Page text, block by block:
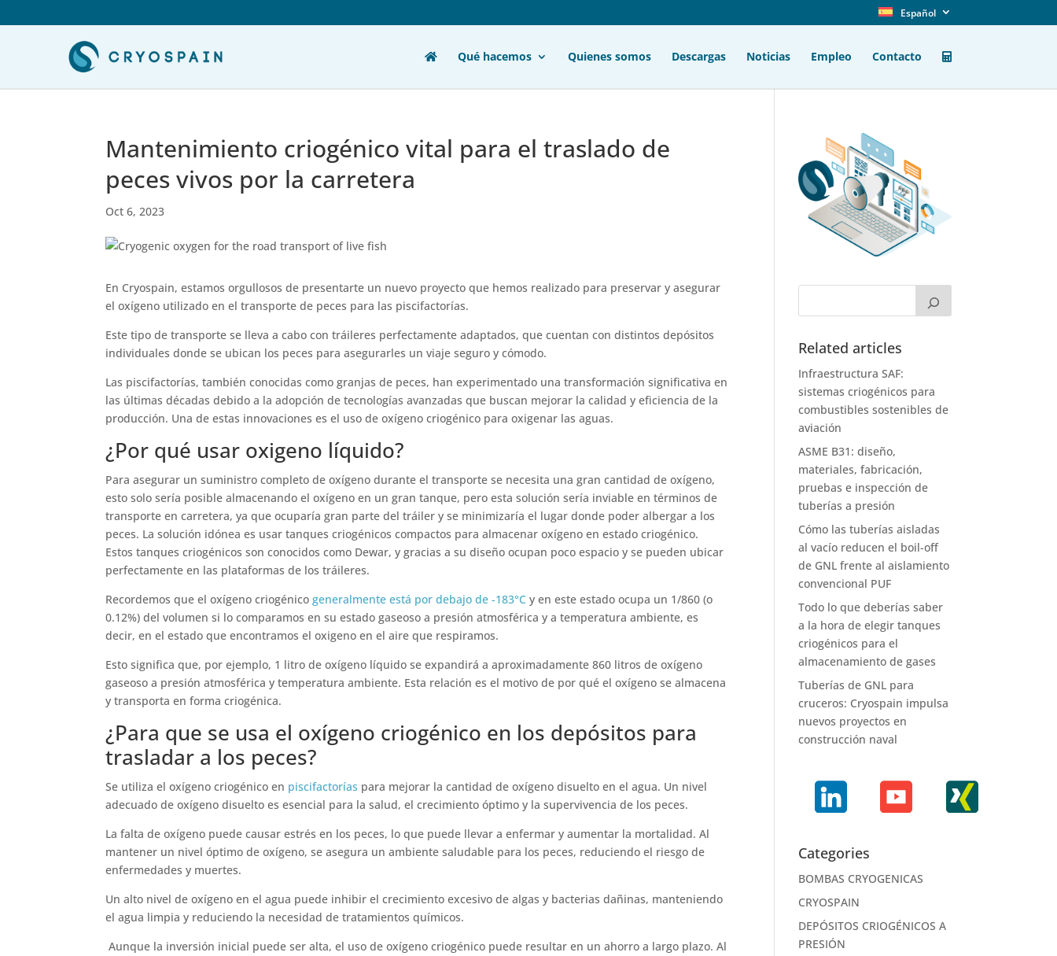
Español
Qué hacemos Quienes somos Descargas Noticias Empleo Contacto
Mantenimiento criogénico vital para el traslado de
peces vivos por la carretera
Oct 6, 2023
En Cryospain, estamos orgullosos de presentarte un nuevo proyecto que hemos realizado para preservar y asegurar
el oxígeno utilizado en el transporte de peces para las piscifactorías.
Este tipo de transporte se lleva a cabo con tráileres perfectamente adaptados, que cuentan con distintos depósitos
individuales donde se ubican los peces para asegurarles un viaje seguro y cómodo.
Las piscifactorías, también conocidas como granjas de peces, han experimentado una transformación significativa en
las últimas décadas debido a la adopción de tecnologías avanzadas que buscan mejorar la calidad y eficiencia de la
producción. Una de estas innovaciones es el uso de oxígeno criogénico para oxigenar las aguas.
¿Por qué usar oxigeno líquido?
Para asegurar un suministro completo de oxígeno durante el transporte se necesita una gran cantidad de oxígeno,
esto solo sería posible almacenando el oxígeno en un gran tanque, pero esta solución sería inviable en términos de
transporte en carretera, ya que ocuparía gran parte del tráiler y se minimizaría el lugar donde poder albergar a los
peces. La solución idónea es usar tanques criogénicos compactos para almacenar oxígeno en estado criogénico.
Estos tanques criogénicos son conocidos como Dewar, y gracias a su diseño ocupan poco espacio y se pueden ubicar
perfectamente en las plataformas de los tráileres.
Recordemos que el oxígeno criogénicogeneralmente está por debajo de -183°C y en este estado ocupa un 1/860 (o
0.12%) del volumen si lo comparamos en su estado gaseoso a presión atmosférica y a temperatura ambiente, es
decir, en el estado que encontramos el oxigeno en el aire que respiramos.
Esto significa que, por ejemplo, 1 litro de oxígeno líquido se expandirá a aproximadamente 860 litros de oxígeno
gaseoso a presión atmosférica y temperatura ambiente. Esta relación es el motivo de por qué el oxígeno se almacena
y transporta en forma criogénica.
¿Para que se usa el oxígeno criogénico en los depósitos para
trasladar a los peces?
Se utiliza el oxígeno criogénico en piscifactorías para mejorar la cantidad de oxígeno disuelto en el agua. Un nivel
adecuado de oxígeno disuelto es esencial para la salud, el crecimiento óptimo y la supervivencia de los peces.
La falta de oxígeno puede causar estrés en los peces, lo que puede llevar a enfermar y aumentar la mortalidad. Al
mantener un nivel óptimo de oxígeno, se asegura un ambiente saludable para los peces, reduciendo el riesgo de
enfermedades y muertes.
Un alto nivel de oxígeno en el agua puede inhibir el crecimiento excesivo de algas y bacterias dañinas, manteniendo
el agua limpia y reduciendo la necesidad de tratamientos químicos.
Aunque la inversión inicial puede ser alta, el uso de oxígeno criogénico puede resultar en un ahorro a largo plazo. Al
Related articles
Infraestructura SAF:
sistemas criogénicos para
combustibles sostenibles de
aviación
ASME B31: diseño,
materiales, fabricación,
pruebas e inspección de
tuberías a presión
Cómo las tuberías aisladas
al vacío reducen el boil-off
de GNL frente al aislamiento
convencional PUF
Todo lo que deberías saber
a la hora de elegir tanques
criogénicos para el
almacenamiento de gases
Tuberías de GNL para
cruceros: Cryospain impulsa
nuevos proyectos en
construcción naval
Categories
BOMBAS CRYOGENICAS
CRYOSPAIN
DEPÓSITOS CRIOGÉNICOS A
PRESIÓN